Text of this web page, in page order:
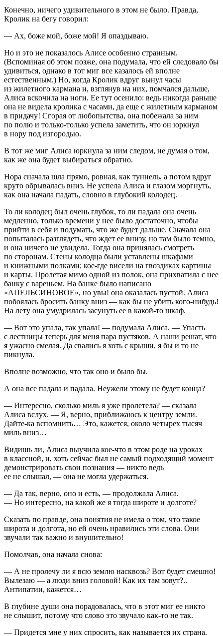
Конечно, ничего удивительного в этом не было. Правда,
Кролик на бегу говорил:
— Ах, боже мой, боже мой! Я опаздываю.
Но и это не показалось Алисе особенно странным.
(Вспоминая об этом позже, она подумала, что ей следовало бы
удивиться, однако в тот миг все казалось ей вполне
естественным.) Но, когда Кролик вдруг вынул часы
из жилетного кармана и, взглянув на них, помчался дальше,
Алиса вскочила на ноги. Ее тут осенило: ведь никогда раньше
она не видела кролика с часами, да еще с жилетным карманом
в придачу! Сгорая от любопытства, она побежала за ним
по полю и только-только успела заметить, что он юркнул
в нору под изгородью.
В тот же миг Алиса юркнула за ним следом, не думая о том,
как же она будет выбираться обратно.
Нора сначала шла прямо, ровная, как туннель, а потом вдруг
круто обрывалась вниз. Не успела Алиса и глазом моргнуть,
как она начала падать, словно в глубокий колодец.
То ли колодец был очень глубок, то ли падала она очень
медленно, только времени у нее было достаточно, чтобы
прийти в себя и подумать, что же будет дальше. Сначала она
попыталась разглядеть, что ждет ее внизу, но там было темно,
и она ничего не увидела. Тогда она принялась смотреть
по сторонам. Стены колодца были уставлены шкафами
и книжными полками; кое-где висели на гвоздиках картины
и карты. Пролетая мимо одной из полок, она прихватила с нее
банку с вареньем. На банке было написано
«АПЕЛЬСИНОВОЕ», но увы! она оказалась пустой. Алиса
побоялась бросить банку вниз — как бы не убить кого-нибудь!
На лету она умудрилась засунуть ее в какой-то шкаф.
— Вот это упала, так упала! — подумала Алиса. — Упасть
с лестницы теперь для меня пара пустяков. А наши решат, что
я ужасно смелая. Да свались я хоть с крыши, я бы и то не
пикнула.
Вполне возможно, что так оно и было бы.
А она все падала и падала. Неужели этому не будет конца?
— Интересно, сколько миль я уже пролетела? — сказала
Алиса вслух. — Я, верно, приближаюсь к центру земли.
Дайте-ка вспомнить… Это, кажется, около четырех тысяч
миль вниз…
Видишь ли, Алиса выучила кое-что в этом роде на уроках
в классной, и, хоть сейчас был не самый подходящий момент
демонстрировать свои познания — никто ведь
ее не слышал, — она не могла удержаться.
— Да так, верно, оно и есть, — продолжала Алиса.
— Но интересно, на какой же я тогда широте и долготе?
Сказать по правде, она понятия не имела о том, что такое
широта и долгота, но ей очень нравились эти слова. Они
звучали так важно и внушительно!
Помолчав, она начала снова:
— А не пролечу ли я всю землю насквозь? Вот будет смешно!
Вылезаю — а люди вниз головой! Как их там зовут?..
Антипатии, кажется…
В глубине души она порадовалась, что в этот миг ее никто
не слышит, потому что слово это звучало как-то не так.
— Придется мне у них спросить, как называется их страна.